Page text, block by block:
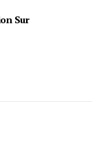
Sur